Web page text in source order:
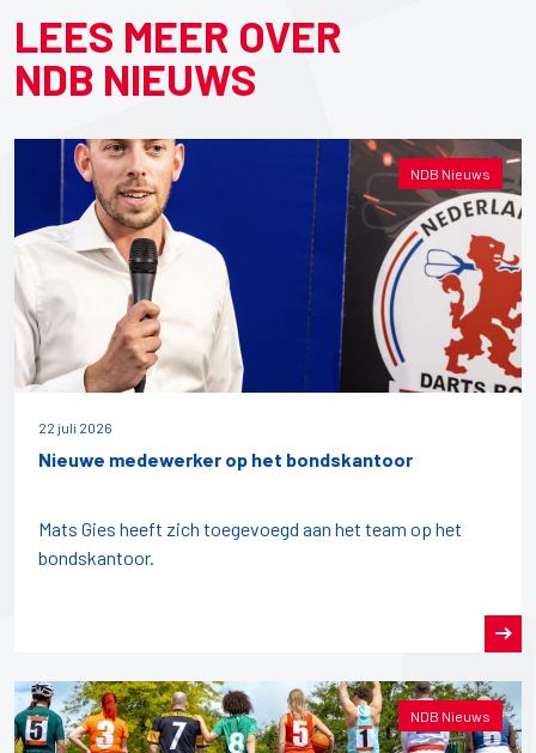
LEES MEER OVER
NDB NIEUWS
NDB Nieuws
22 juli 2026
Nieuwe medewerker op het bondskantoor
Mats Gies heeft zich toegevoegd aan het team op het
bondskantoor.
NDB Nieuws